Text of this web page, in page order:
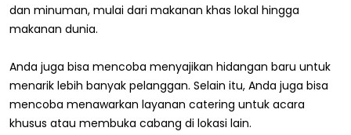
dan minuman, mulai dari makanan khas lokal hingga
makanan dunia.
Anda juga bisa mencoba menyajikan hidangan baru untuk
menarik lebih banyak pelanggan. Selain itu, Anda juga bisa
mencoba menawarkan layanan catering untuk acara
khusus atau membuka cabang di lokasi lain.